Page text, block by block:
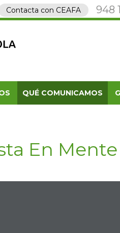
Contacta con CEAFA 948
QUÉ COMUNICAMOS
En Mente